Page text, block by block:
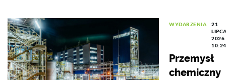
WYDARZENIA
21
2026
10:24
Przemysł
chemiczny